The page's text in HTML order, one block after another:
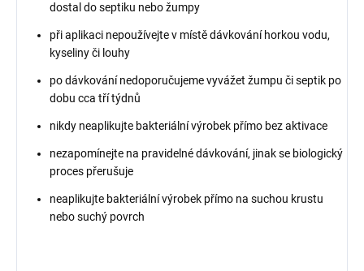
dostal do septiku nebo žumpy
při aplikaci nepoužívejte v místě dávkování horkou vodu,
kyseliny či louhy
po dávkování nedoporučujeme vyvážet žumpu či septik po
dobu cca tří týdnů
nikdy neaplikujte bakteriální výrobek přímo bez aktivace
nezapomínejte na pravidelné dávkování, jinak se biologický
proces přerušuje
neaplikujte bakteriální výrobek přímo na suchou krustu
nebo suchý povrch